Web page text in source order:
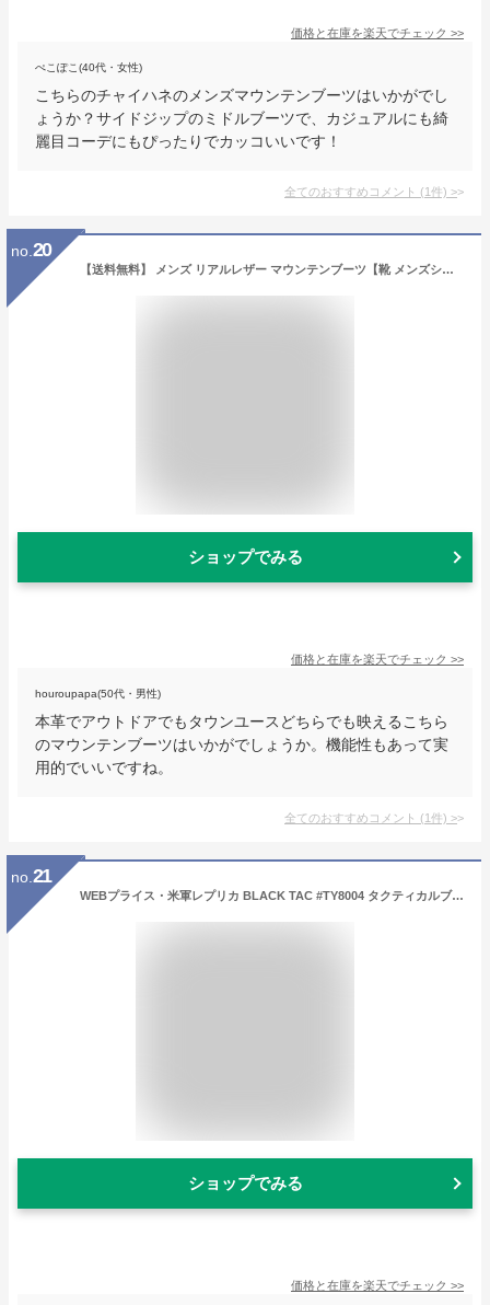
価格と在庫を楽天でチェック >>
ぺこぽこ(40代・女性)
こちらのチャイハネのメンズマウンテンブーツはいかがでし
ょうか？サイドジップのミドルブーツで、カジュアルにも綺
麗目コーデにもぴったりでカッコいいです！
全てのおすすめコメント (1件) >
no. 20
【送料無料】 メンズ リアルレザー マウンテンブーツ【靴 メンズシューズ ブーツ ミドル 男性 本革 カウレザー 革 皮 レザー ヒップホップ ストリート系 アメカジ 通気性 防滑 メッシュ カジュアル アウトドア トレッキング 登山 イエロー ブラウン ブラック】
ショップでみる
価格と在庫を楽天でチェック >>
houroupapa(50代・男性)
本革でアウトドアでもタウンユースどちらでも映えるこちら
のマウンテンブーツはいかがでしょうか。機能性もあって実
用的でいいですね。
全てのおすすめコメント (1件) >
no. 21
WEBプライス・米軍レプリカ BLACK TAC #TY8004 タクティカルブーツ ブラック色 本格派ミリタリーブーツの決定版 【ミリタリー系 ワークブーツ】【TKA】
ショップでみる
価格と在庫を楽天でチェック >>